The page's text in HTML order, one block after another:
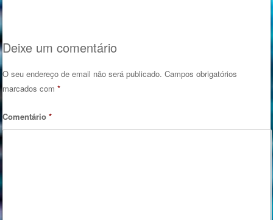
Deixe um comentário
O seu endereço de email não será publicado. Campos obrigatórios
marcados com*
Comentário*